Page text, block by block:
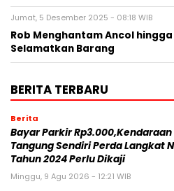
Jumat, 5 Desember 2025 - 08:18 WIB
Rob Menghantam Ancol
Selamatkan Barang
BERITA TERBARU
Berita
Bayar Parkir
Tangung Sendiri Perda Langkat
Tahun 2024 Perlu Dikaji
Minggu, 9 Agu 2026 - 12:21 WIB